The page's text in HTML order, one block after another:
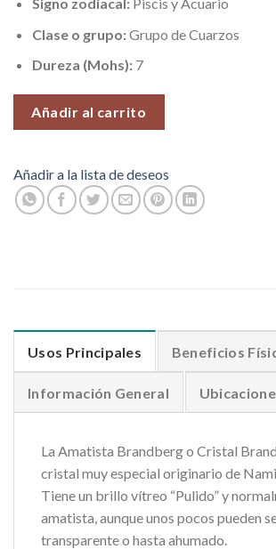
Clase o grupo:Grupo de Cuarzos
Dureza (Mohs): 7
Añadir al carrito
Añadir a la lista de deseos
Usos Principales Beneficios
Información General
La Amatista Brandberg o Cristal
cristal muy especial originario de
Tiene un brillo vítreo “Pulido” y
amatista, aunque unos pocos pueden
transparente o hasta ahumado.